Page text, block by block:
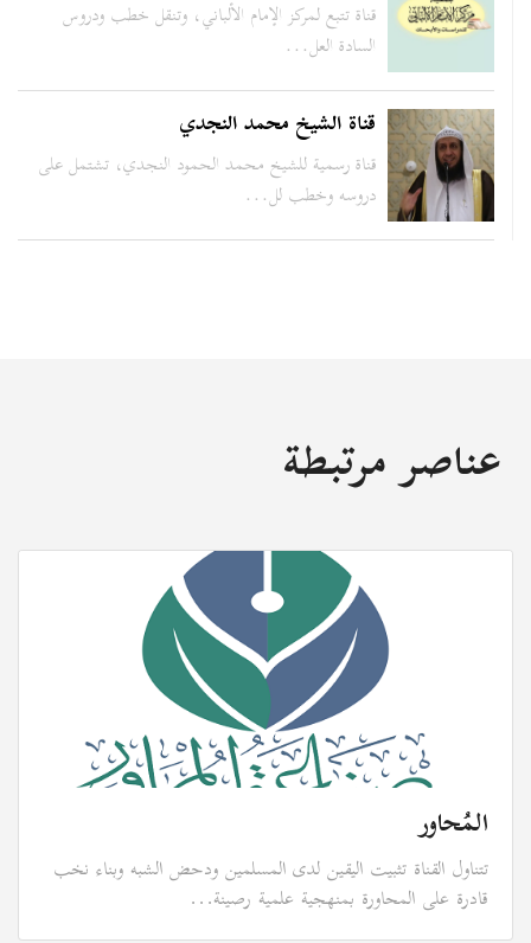
قناة تتبع لمركز الإمام الألباني، وتنقل خطب ودروس
السادة العل...
قناة الشيخ محمد النجدي
قناة رسمية للشيخ محمد الحمود النجدي، تشتمل على
دروسه وخطب لل...
عناصر مرتبطة
المُحاور
تتناول القناة تثبيت اليقين لدى المسلمين ودحض الشبه وبناء نخب
قادرة على المحاورة بمنهجية علمية رصينة...